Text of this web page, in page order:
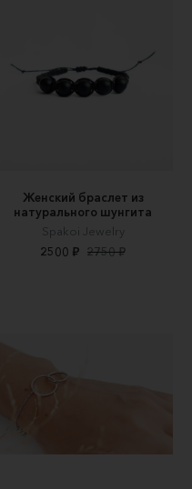
Женский браслет из
натурального шунгита
Spakoi Jewelry
2500 ₽ 2750 ₽